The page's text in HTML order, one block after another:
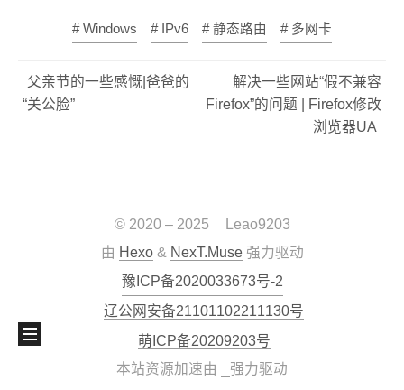
# Windows # IPv6 # 静态路由 # 多网卡
父亲节的一些感慨|爸爸的
“关公脸”
解决一些网站“假不兼容
Firefox”的问题 | Firefox修改
浏览器UA
© 2020 – 2025
Leao9203
由 Hexo& NexT.Muse强力驱动
豫ICP备2020033673号-2
辽公网安备21101102211130号
萌ICP备20209203号
本站资源加速由
强力驱动